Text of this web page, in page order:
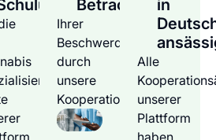
Ihrer
Beschwerden
durch
unsere
Kooperationsärzte
Alle
unserer
Plattform
haben